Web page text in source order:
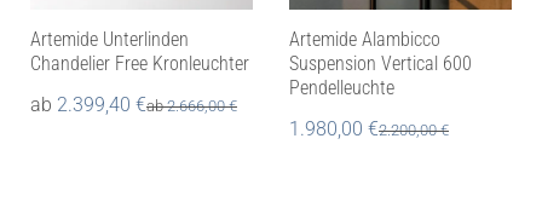
Artemide Unterlinden
Chandelier Free Kronleuchter
ab 2.399,40 €ab2.666,00€
Artemide Alambicco
Suspension Vertical 600
Pendelleuchte
1.980,00 €2.200,00€